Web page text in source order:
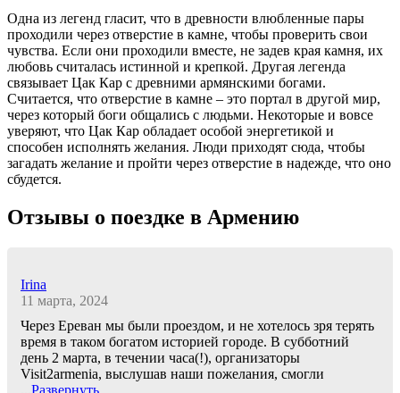
Одна из легенд гласит, что в древности влюбленные пары
проходили через отверстие в камне, чтобы проверить свои
чувства. Если они проходили вместе, не задев края камня, их
любовь считалась истинной и крепкой. Другая легенда
связывает Цак Кар с древними армянскими богами.
Считается, что отверстие в камне – это портал в другой мир,
через который боги общались с людьми. Некоторые и вовсе
уверяют, что Цак Кар обладает особой энергетикой и
способен исполнять желания. Люди приходят сюда, чтобы
загадать желание и пройти через отверстие в надежде, что оно
сбудется.
Отзывы о поездке в Армению
Irina
11 марта, 2024
Через Ереван мы были проездом, и не хотелось зря терять
время в таком богатом историей городе. В субботний
день 2 марта, в течении часа(!), организаторы
Visit2armenia, выслушав наши пожелания, смогли
...Развернуть